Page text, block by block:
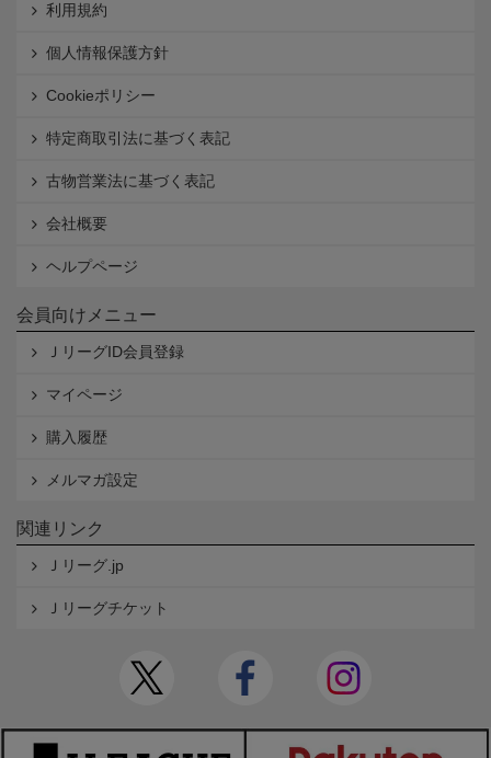
利用規約
個人情報保護方針
Cookieポリシー
特定商取引法に基づく表記
古物営業法に基づく表記
会社概要
ヘルプページ
会員向けメニュー
ＪリーグID会員登録
マイページ
購入履歴
メルマガ設定
関連リンク
Ｊリーグ.jp
Ｊリーグチケット